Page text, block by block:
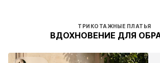
ТРИКОТАЖНЫЕ ПЛАТЬЯ
ВДОХНОВЕНИЕ ДЛЯ